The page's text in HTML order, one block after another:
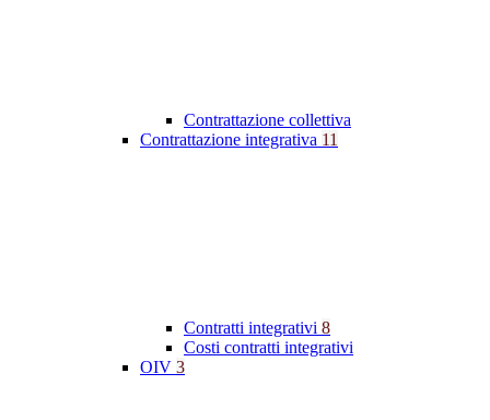
Contrattazione collettiva
Contrattazione integrativa 11
Contratti integrativi 8
Costi contratti integrativi
OIV 3